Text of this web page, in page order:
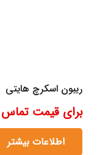
ریبون اسکرچ هایتی
برای قیمت تماس
اطلاعات بیشتر